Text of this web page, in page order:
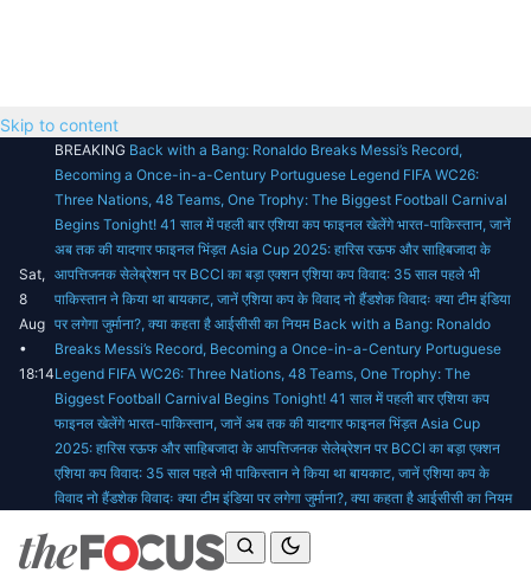
Skip to content
Sat,
8
Aug
•
18:14
BREAKING Back with a Bang: Ronaldo Breaks Messi’s Record,
Becoming a Once-in-a-Century Portuguese Legend FIFA WC26:
Three Nations, 48 Teams, One Trophy: The Biggest Football Carnival
Begins Tonight! 41 साल में पहली बार एशिया कप फाइनल खेलेंगे भारत-पाकिस्तान, जानें
अब तक की यादगार फाइनल भिंड़त Asia Cup 2025: हारिस रऊफ और साहिबजादा के
आपत्तिजनक सेलेब्रेशन पर BCCI का बड़ा एक्शन एशिया कप विवाद: 35 साल पहले भी
पाकिस्तान ने किया था बायकाट, जानें एशिया कप के विवाद नो हैंडशेक विवादः क्या टीम इंडिया
पर लगेगा जुर्माना?, क्या कहता है आईसीसी का नियम Back with a Bang: Ronaldo
Breaks Messi’s Record, Becoming a Once-in-a-Century Portuguese
Legend FIFA WC26: Three Nations, 48 Teams, One Trophy: The
Biggest Football Carnival Begins Tonight! 41 साल में पहली बार एशिया कप
फाइनल खेलेंगे भारत-पाकिस्तान, जानें अब तक की यादगार फाइनल भिंड़त Asia Cup
2025: हारिस रऊफ और साहिबजादा के आपत्तिजनक सेलेब्रेशन पर BCCI का बड़ा एक्शन
एशिया कप विवाद: 35 साल पहले भी पाकिस्तान ने किया था बायकाट, जानें एशिया कप के
विवाद नो हैंडशेक विवादः क्या टीम इंडिया पर लगेगा जुर्माना?, क्या कहता है आईसीसी का नियम